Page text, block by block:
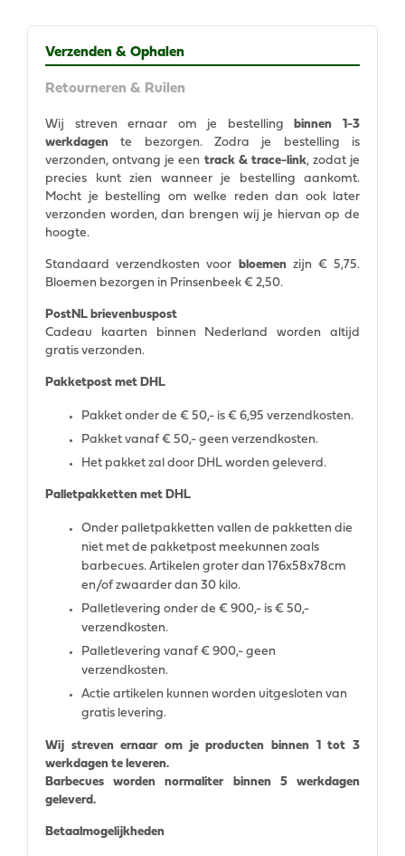
Verzenden & Ophalen
Retourneren & Ruilen
Wij streven ernaar om je bestelling
binnen 1-3
werkdagen te bezorgen. Zodra je bestelling is
verzonden, ontvang je een track & trace-link, zodat je
precies kunt zien wanneer je bestelling aankomt.
Mocht je bestelling om welke reden dan ook later
verzonden worden, dan brengen wij je hiervan op de
hoogte.
Standaard verzendkosten voor bloemenzijn € 5,75.
Bloemen bezorgen in Prinsenbeek € 2,50.
PostNL brievenbuspost
Cadeau kaarten binnen Nederland worden altijd
gratis verzonden.
Pakketpost met DHL
Pakket onder de € 50,- is € 6,95 verzendkosten.
Pakket vanaf € 50,- geen verzendkosten.
Het pakket zal door DHL worden geleverd.
Palletpakketten met DHL
Onder palletpakketten vallen de pakketten die
niet met de pakketpost meekunnen zoals
barbecues. Artikelen groter dan 176x58x78cm
en/of zwaarder dan 30 kilo.
Palletlevering onder de € 900,- is € 50,-
verzendkosten.
Palletlevering vanaf € 900,- geen
verzendkosten.
Actie artikelen kunnen worden uitgesloten van
gratis levering.
Wij streven ernaar om je producten binnen 1 tot 3
werkdagen te leveren.
Barbecues worden normaliter binnen 5 werkdagen
geleverd.
Betaalmogelijkheden